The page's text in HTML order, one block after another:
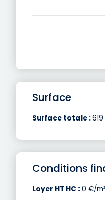
Surface
Surface totale :619
Conditions
Loyer HT HC :0 €/